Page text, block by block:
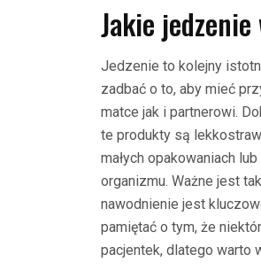
Jakie
Jedzenie to kolejny
zadbać o to, aby mieć
matce jak i partnerowi.
te produkty są
małych opakowaniach
organizmu. Ważne jest
nawodnienie jest
pamiętać o tym, że
pacjentek, dlatego warto